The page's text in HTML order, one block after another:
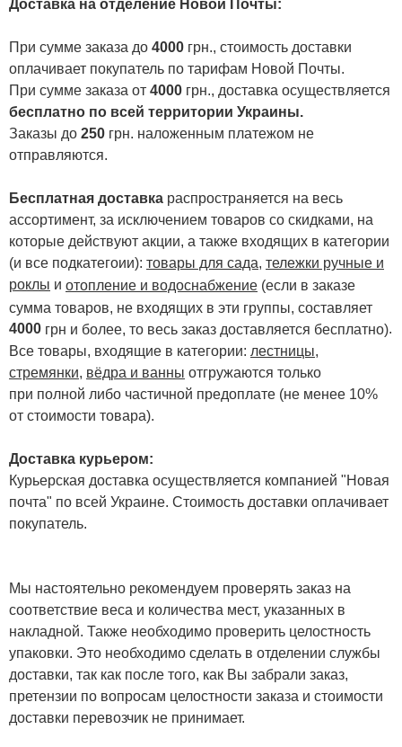
Доставка на отделение Новой Почты:
При сумме заказа до 4000 грн., стоимость доставки
оплачивает покупатель по тарифам Новой Почты.
При сумме заказа от 4000 грн., доставка осуществляется
бесплатно по всей территории Украины.
Заказы до 250 грн. наложенным платежом не
отправляются.
Бесплатная доставка распространяется на весь
ассортимент, за исключением товаров со скидками, на
которые действуют акции, а также входящих в категории
(и все подкатегоии): товары для сада, тележки ручные и
роклы и отопление и водоснабжение (если в заказе
сумма товаров, не входящих в эти группы, составляет
4000 грн и более, то весь заказ доставляется бесплатно).
Все товары, входящие в категории: лестницы,
стремянки, вёдра и ванны отгружаются только
при полной либо частичной предоплате (не менее 10%
от стоимости товара).
Доставка курьером:
Курьерская доставка осуществляется компанией "Новая
почта" по всей Украине. Стоимость доставки оплачивает
покупатель.
Мы настоятельно рекомендуем проверять заказ на
соответствие веса и количества мест, указанных в
накладной. Также необходимо проверить целостность
упаковки. Это необходимо сделать в отделении службы
доставки, так как после того, как Вы забрали заказ,
претензии по вопросам целостности заказа и стоимости
доставки перевозчик не принимает.